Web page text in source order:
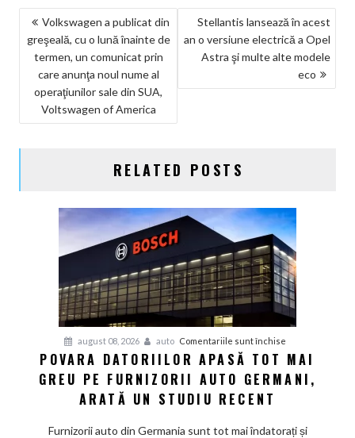
NAVIGARE
ÎN
ARTICOLE
Volkswagen a publicat din
greşeală, cu o lună înainte de
termen, un comunicat prin
care anunţa noul nume al
operaţiunilor sale din SUA,
Voltswagen of America
Stellantis lansează în acest
an o versiune electrică a Opel
Astra şi multe alte modele
eco
RELATED POSTS
august 08, 2026 auto Comentariile sunt închise
Povara
datoriilor
mai
POVARA DATORIILOR APASĂ TOT MAI
GREU PE FURNIZORII AUTO GERMANI,
ARATĂ UN STUDIU RECENT
Furnizorii auto din Germania sunt tot mai îndatorați și